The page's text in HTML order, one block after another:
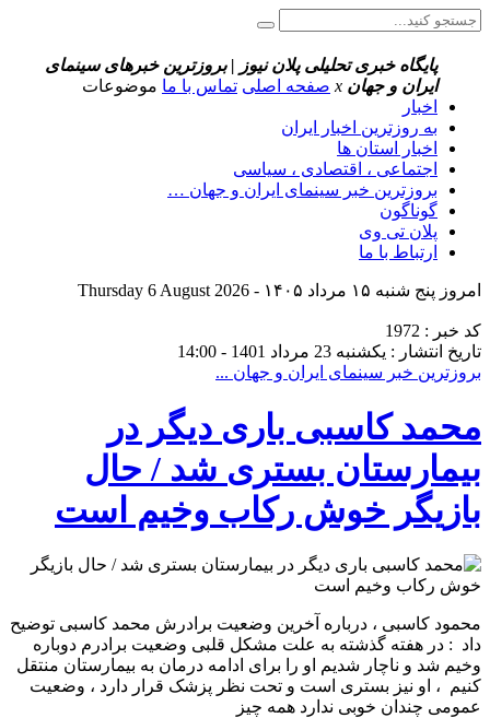
پایگاه خبری تحلیلی پلان نیوز | بروزترین خبرهای سینمای
ایران و جهان x صفحه اصلی تماس با ما موضوعات
اخبار
به روزترین اخبار ایران
اخبار استان ها
اجتماعی ، اقتصادی ، سیاسی
بروزترین خبر سینمای ایران و جهان …
گوناگون
پلان تی وی
ارتباط با ما
امروز پنج شنبه ۱۵ مرداد ۱۴۰۵ - Thursday 6 August 2026
کد خبر : 1972
تاریخ انتشار : یکشنبه 23 مرداد 1401 - 14:00
بروزترین خبر سینمای ایران و جهان ...
محمد کاسبی باری دیگر در
بیمارستان بستری شد / حال
بازیگر خوش رکاب وخیم است
محمود کاسبی ، درباره آخرین وضعیت برادرش محمد کاسبی توضیح
داد : در هفته گذشته به علت مشکل قلبی وضعیت برادرم دوباره
وخیم شد و ناچار شدیم او را برای ادامه درمان به بیمارستان منتقل
کنیم ، او نیز بستری است و تحت نظر پزشک قرار دارد ، وضعیت
عمومی چندان خوبی ندارد همه چیز